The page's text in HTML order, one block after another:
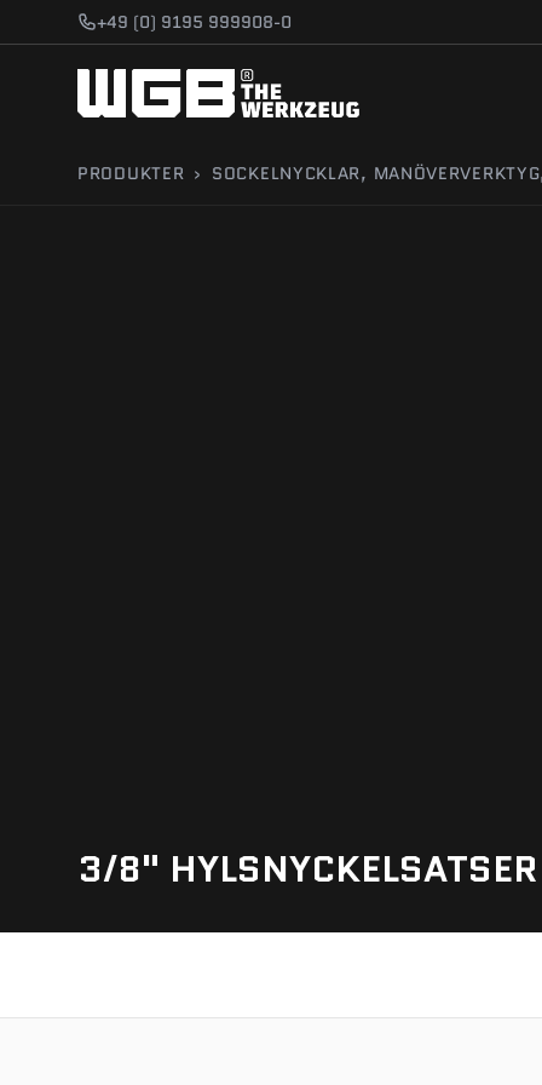
Gå till innehåll+49 (0) 9195 999908-0
PRODUKTER › SOCKELNYCKLAR,
3/8" HYLSNYCKELSATSER